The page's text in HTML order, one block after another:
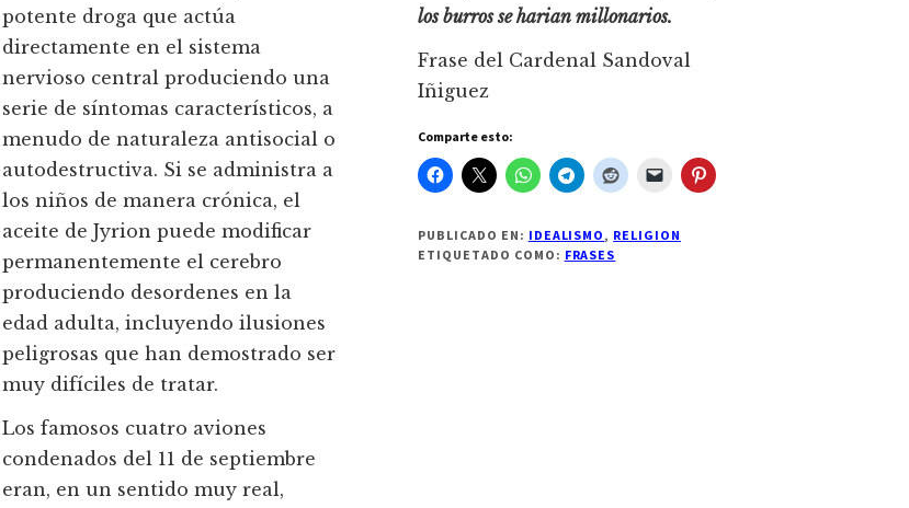
potente droga que actúa
directamente en el sistema
nervioso central produciendo una
serie de sí­ntomas caracterí­sticos, a
menudo de naturaleza antisocial o
autodestructiva. Si se administra a
los niños de manera crónica, el
aceite de Jyrion puede modificar
permanentemente el cerebro
produciendo desordenes en la
edad adulta, incluyendo ilusiones
peligrosas que han demostrado ser
muy difí­ciles de tratar.
Los famosos cuatro aviones
condenados del 11 de septiembre
eran, en un sentido muy real,
los burros se harian millonarios.
Frase del Cardenal Sandoval
Iñiguez
Comparte esto:
PUBLICADO EN: IDEALISMO, RELIGION
ETIQUETADO COMO: FRASES